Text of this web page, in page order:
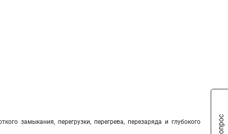
замыкания, перегрузки, перегрева, перезаряда и глубокого